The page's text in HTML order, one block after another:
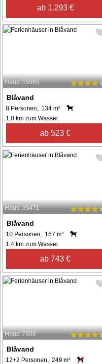
ab 1.293 €
Haus: 55965
Blåvand
8 Personen, 134 m²
1,0 km zum Wasser.
ab 523 €
Haus: 35471
Blåvand
10 Personen, 167 m²
1,4 km zum Wasser.
ab 743 €
Haus: 7698
Blåvand
12+2 Personen, 249 m²